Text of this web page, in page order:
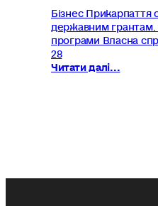
Бізнес Прикарпаття
державним грантам.
програми Власна
28
Читати далі...